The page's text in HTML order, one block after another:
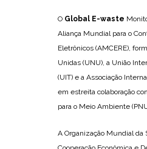
O Global E-waste
Aliança Mundial para o
Eletrônicos (AMCERE),
Unidas (UNU), a União
(UIT) e a Associação
em estreita colaboração
para o Meio Ambiente
A Organização Mundial da